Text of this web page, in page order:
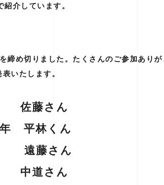
介しています。
め切りました。たくさんのご参加あり
いたします。
藤さん
平林くん
遠藤さん
中道さん